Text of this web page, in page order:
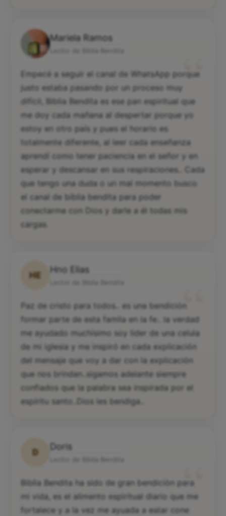
Mariela Ramos
“
Empecé a seguir el canal de WhatsApp porque
justo estaba pasando por un proceso muy
difícil, Biblia Bendita es ese pan espiritual que
me doy cada mañana al despertar porque yo
estoy en otro país y pues el horario es
totalmente diferente, al leer cada enseñanza
aprendí como tener paciencia en el señor y en
esperar y descansar en sus respiraciones.. Cada
que tengo una duda o un mal momento busco
el canal de biblia bendita para poder
conectarme con Dios y darle a él todas mis
cargas.
HE
Hno Elias
“
Paz de cristo para todos.. es una bendición
formar parte de esta famila en la fe.. la verdad
me ayudado muchísimo soy lider de una celula
de mi iglesia y me inspiró en cada explicación
del mensaje que voy a dar con la explicación
que nos brindan..sigamos adelante siempre
confiados que la palabra sea inspirada por el
espíritu santo..Dios les bendiga..
D
Doris
“
Biblìa Bendita ha sido de gran bendiciòn para
mi vida, es el alimento espìritual diario que me
fortalece y a la vez me ayuada a estar cone